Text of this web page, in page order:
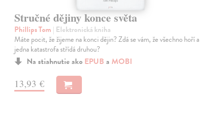
Stručné dějiny konce světa
Phillips Tom | Elektronická kniha
Máte pocit, že žijeme na konci dějin? Zdá se vám, že všechno hoří a
jedna katastrofa střídá druhou?
Na stiahnutie ako EPUB a MOBI
13,93 €